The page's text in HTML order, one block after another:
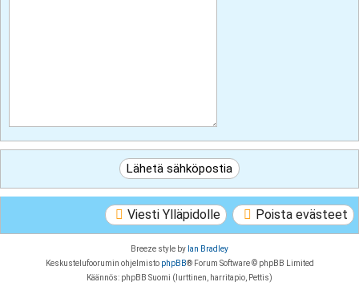
Poista evästeet
Viesti Ylläpidolle
Breeze style by Ian Bradley
Keskustelufoorumin ohjelmisto phpBB® Forum Software © phpBB Limited
Käännös: phpBB Suomi (lurttinen, harritapio, Pettis)